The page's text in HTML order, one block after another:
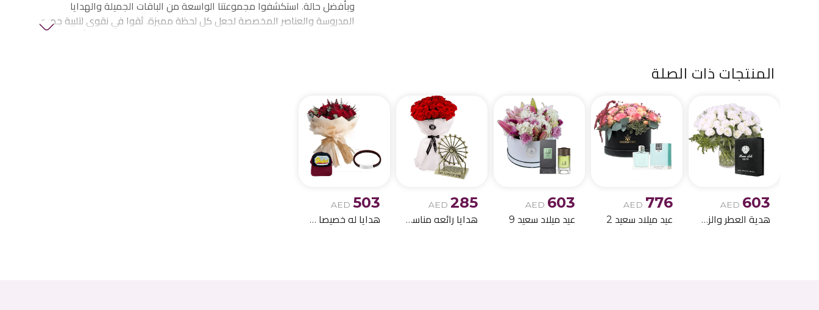
وبأفضل حالة. استكشفوا مجموعتنا الواسعة من الباقات الجميلة والهدايا
المدروسة والعناصر المخصصة لجعل كل لحظة مميزة. ثقوا في نقوى لتلبية جميع
المنتجات ذات الصلة
AED 603
هدية العطر والزهور لعيد الميلاد 6
AED 776
عيد ميلاد سعيد 2
AED 603
عيد ميلاد سعيد 9
AED 285
هدايا رائعه مناسبه لاعياد الميلاد 11
AED 503
هدايا له خصيصا !!- 4